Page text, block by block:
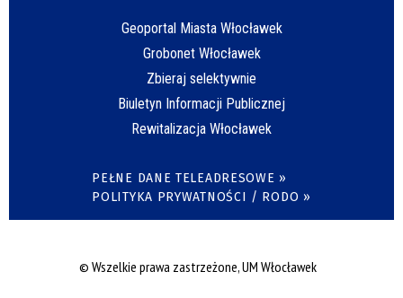
Geoportal Miasta Włocławek
Grobonet Włocławek
Zbieraj selektywnie
Biuletyn Informacji Publicznej
Rewitalizacja Włocławek
PEŁNE DANE TELEADRESOWE »
POLITYKA PRYWATNOŚCI / RODO »
© Wszelkie prawa zastrzeżone, UM Włocławek